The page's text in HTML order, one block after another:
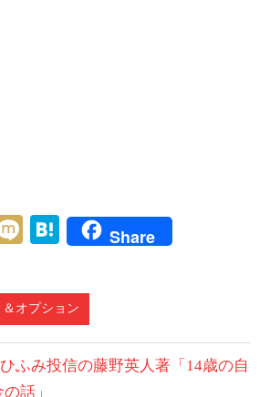
MixiHatena
Share
＆オプション
ひふみ投信の藤野英人著「14歳の自
話」